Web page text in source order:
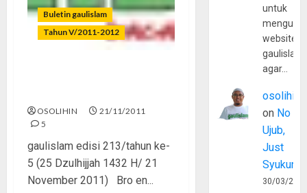
Buletin gaulislam
Tahun V/2011-2012
OSOLIHIN
21/11/2011
5
gaulislam edisi 213/tahun ke-
5 (25 Dzulhijjah 1432 H/ 21
November 2011) Bro en...
untuk
website
agar…
osolihin
on No
Ujub,
Just
Syukur
30/03/